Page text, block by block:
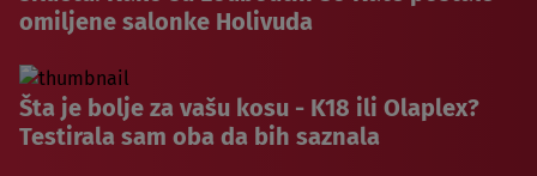
omiljene salonke Holivuda
Šta je bolje za vašu kosu - K18 ili Olaplex?
Testirala sam oba da bih saznala